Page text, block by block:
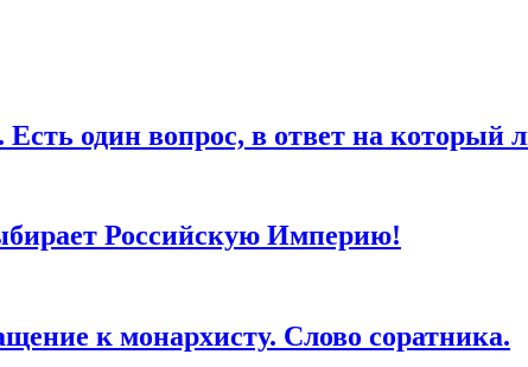
моих комментариев.
вопрос, в ответ на который
Российскую Империю!
к монархисту. Слово соратника.